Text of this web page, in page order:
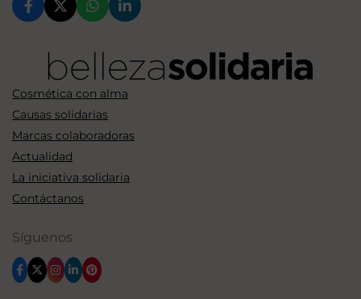
Cosmética con alma
Causas solidarias
Marcas colaboradoras
Actualidad
La iniciativa solidaria
Contáctanos
Síguenos